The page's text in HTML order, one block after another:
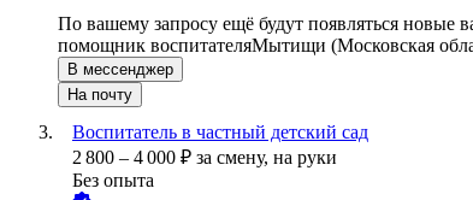
По вашему запросу ещё будут появляться новые
помощник воспитателяМытищи (Московская
В мессенджер
На почту
Воспитатель в частный детский сад
2 800 – 4 000 ₽ за смену, на руки
Без опыта